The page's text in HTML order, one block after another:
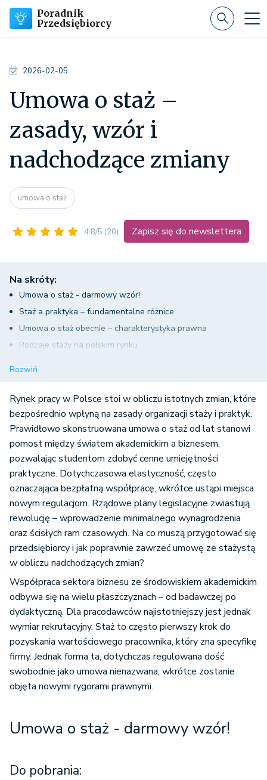
Poradnik
Przedsiębiorcy
2026-02-05
Umowa o staż –
zasady, wzór i
nadchodzące zmiany
umowa o staż
4.8/5 (20) Zapisz się do newslettera
Na skróty:
Umowa o staż - darmowy wzór!
Staż a praktyka – fundamentalne różnice
Umowa o staż obecnie – charakterystyka prawna
Rodzaje staży na polskim rynku
Staż nieobowiązkowy (dobrowolny)
Rewolucja w przepisach – koniec darmowych staży?
Co powinna zawierać umowa o staż?
Rola patrona (opiekuna stażu)
Kwestie finansowe i ZUS-u
Umowa o staż - podsumowanie
Rozwiń
Rynek pracy w Polsce stoi w obliczu istotnych zmian, które
bezpośrednio wpłyną na zasady organizacji staży i praktyk.
Prawidłowo skonstruowana umowa o staż od lat stanowi
pomost między światem akademickim a biznesem,
pozwalając studentom zdobyć cenne umiejętności
praktyczne. Dotychczasowa elastyczność, często
oznaczająca bezpłatną współpracę, wkrótce ustąpi miejsca
nowym regulacjom. Rządowe plany legislacyjne zwiastują
rewolucję – wprowadzenie minimalnego wynagrodzenia
oraz ścisłych ram czasowych. Na co muszą przygotować się
przedsiębiorcy i jak poprawnie zawrzeć umowę ze stażystą
w obliczu nadchodzących zmian?
Współpraca sektora biznesu ze środowiskiem akademickim
odbywa się na wielu płaszczyznach – od badawczej po
dydaktyczną. Dla pracodawców najistotniejszy jest jednak
wymiar rekrutacyjny. Staż to często pierwszy krok do
pozyskania wartościowego pracownika, który zna specyfikę
firmy. Jednak forma ta, dotychczas regulowana dość
swobodnie jako umowa nienazwana, wkrótce zostanie
objęta nowymi rygorami prawnymi.
Umowa o staż - darmowy wzór!
Do pobrania: